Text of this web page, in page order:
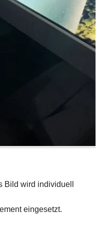
Bild wird individuell
eingesetzt.